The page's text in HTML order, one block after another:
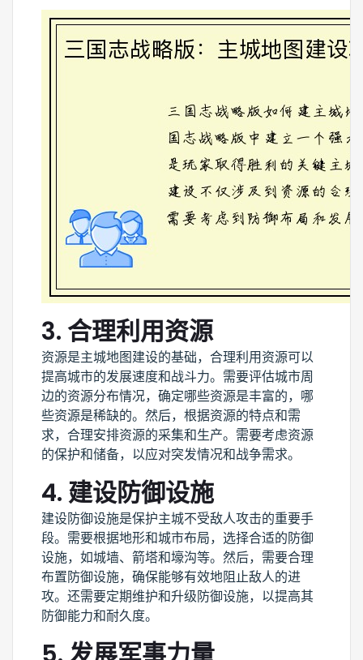
3. 合理利用资源
资源是主城地图建设的基础，合理利用资源可以
提高城市的发展速度和战斗力。需要评估城市周
边的资源分布情况，确定哪些资源是丰富的，哪
些资源是稀缺的。然后，根据资源的特点和需
求，合理安排资源的采集和生产。需要考虑资源
的保护和储备，以应对突发情况和战争需求。
4. 建设防御设施
建设防御设施是保护主城不受敌人攻击的重要手
段。需要根据地形和城市布局，选择合适的防御
设施，如城墙、箭塔和壕沟等。然后，需要合理
布置防御设施，确保能够有效地阻止敌人的进
攻。还需要定期维护和升级防御设施，以提高其
防御能力和耐久度。